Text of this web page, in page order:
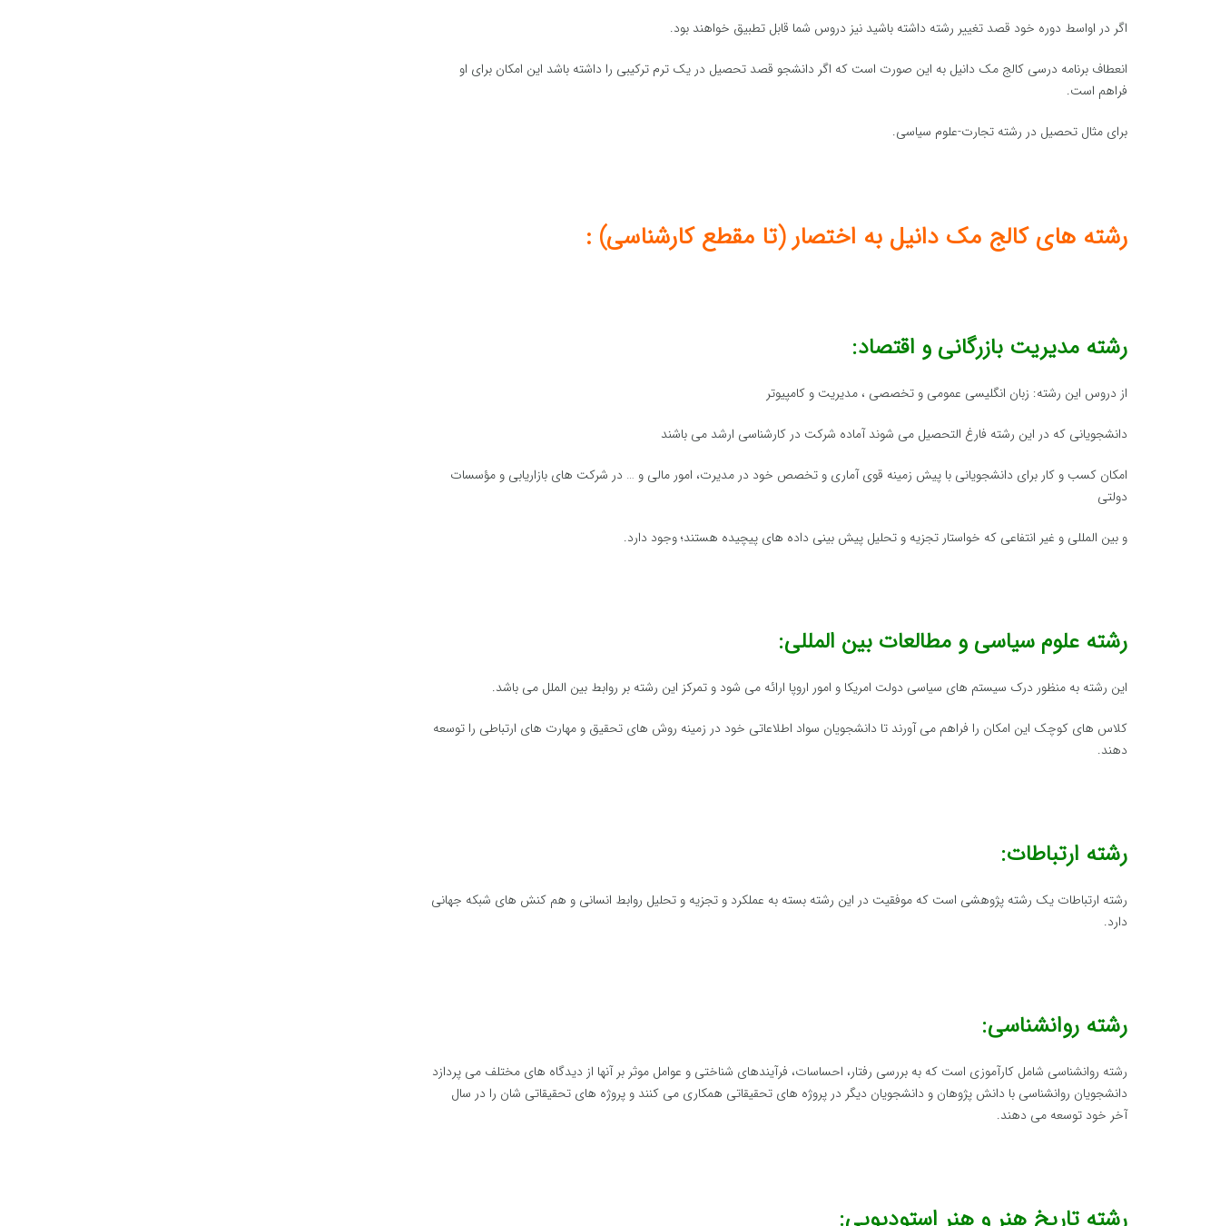
اگر در اواسط دوره خود قصد تغییر رشته داشته باشید نیز دروس شما قابل تطبیق خواهند بود.
انعطاف برنامه درسی کالج مک دانیل به این صورت است که اگر دانشجو قصد تحصیل در یک ترم ترکیبی را داشته باشد این امکان برای او
فراهم است.
برای مثال تحصیل در رشته تجارت-علوم سیاسی.
رشته های کالج مک دانیل به اختصار (تا مقطع کارشناسی) :
رشته مدیریت بازرگانی و اقتصاد:
از دروس این رشته: زبان انگلیسی عمومی و تخصصی ، مدیریت و کامپیوتر
دانشجویانی که در این رشته فارغ التحصیل می شوند آماده شرکت در کارشناسی ارشد می باشند
امکان کسب و کار برای دانشجویانی با پیش زمینه قوی آماری و تخصص خود در مدیرت، امور مالی و … در شرکت های بازاریابی و مؤسسات
دولتی
و بین المللی و غیر انتفاعی که خواستار تجزیه و تحلیل پیش بینی داده های پیچیده هستند؛ وجود دارد.
رشته علوم سیاسی و مطالعات بین المللی:
این رشته به منظور درک سیستم های سیاسی دولت امریکا و امور اروپا ارائه می شود و تمرکز این رشته بر روابط بین الملل می باشد.
کلاس های کوچک این امکان را فراهم می آورند تا دانشجویان سواد اطلاعاتی خود در زمینه روش های تحقیق و مهارت های ارتباطی را توسعه
دهند.
رشته ارتباطات:
رشته ارتباطات یک رشته پژوهشی است که موفقیت در این رشته بسته به عملکرد و تجزیه و تحلیل روابط انسانی و هم کنش های شبکه جهانی
دارد.
رشته روانشناسی:
رشته روانشناسی شامل کارآموزی است که به بررسی رفتار، احساسات، فرآیندهای شناختی و عوامل موثر بر آنها از دیدگاه های مختلف می پردازد
دانشجویان روانشناسی با دانش پژوهان و دانشجویان دیگر در پروژه های تحقیقاتی همکاری می کنند و پروژه های تحقیقاتی شان را در سال
آخر خود توسعه می دهند.